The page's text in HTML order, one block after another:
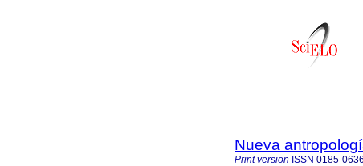
Nueva
Print version ISSN 0185-0636